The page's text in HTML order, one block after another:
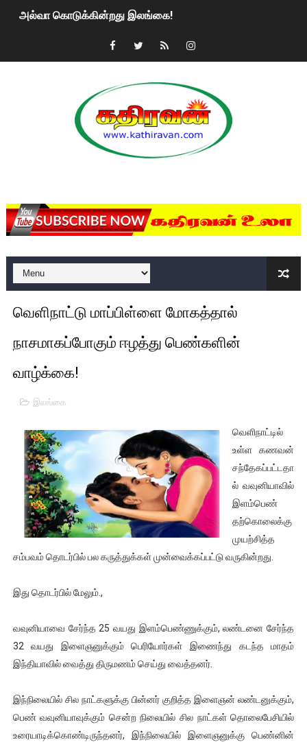
அல்வா கொடுக்கின்றது இலங்கை!
2ஆம் நாள் உக்ரைன் யுத்தம்!! எங்களைத் தனிமையில்
மகிந்த ராஜபக்சே பதவி விலக திட்டம்?
ரவுடி பேபிக்கு நடந்த தரமான சம்பவம்.. ஆபாச வீடியோக்களால்
குண்டை தூக்கிப்போட்ட ஆய்வு…. இந்தியாவின் “கோவிஷீல்டு”
யாழில் தமிழின தலைவர் பிரபாகரனின் பிறந்தநாளை
ஏர்போர்ட்டில் உதைத்த நபர் யார், என்ன நடந்தது?: உண்மையை
சீனா இலங்கையிடம் 8 மில்லியன் அமெரிக்க டொலர் நட்டஈடு
01/11/2021 Scotland ல் நடைபெறும் கண்டனப்
பாலச்சந்திரன் மற்றும் தன்னிடம் படித்த மாணவர்கள் தொடர்பில்
பிரிட்டனால் கடத்தப்படும் நிலையில் இலங்கைத் தமிழ்
கைது செய்யப்பட்ட இளைஞன் உயிரிழப்பு - கொதித்தெழுந்த
தடுப்பூசியை பெற்றுக் கொள்ளக் கூடிய இடங்கள்...
சிறுமியை பாலியல் வன்கொடுமை செய்த முதியவருக்கு
பிரபல நடிகை தூக்கிட்டு தற்கொலை!
தியாகதீபம் லெப்.கேணல் திலீபன், கேணல் சங்கர் ஆகியோரின்
ஐ.நா முன்றலில் சீரற்ற காலநிலையிலும் தமிழின அழிப்பிற்கு
இளையராஜா – கமல் அவசர சந்திப்பு (படங்கள், விடியோ)
ஜனாதிபதி ஐக்கிய நாடுகளின் பொதுச் சபை கூட்டத்தில் இன்று
32 CM விநோத கன்றுக்குட்டி! (வீடியோ)
வெளிநாட்டு மாப்பிள்ளை மோகத்தால்
நாசமாகப்போகும் ஈழத்து பெண்களின்
வாழ்க்கை!
இலங்கை
வெளிநாட்டில்
உள்ள கணவன்
சந்தேகப்பட்டதா
ல் வவுனியாவில்
இளம்பெண்
தற்கொலைக்கு
முயற்சித்த
சம்பவம் தொடர்பில் பல கருத்துக்கள் முன்வைக்கப்பட்டு வருகின்றது.
இது தொடர்பில் மேலும்.,
வவுனியாவை சேர்ந்த 25 வயது இளம்பெண்ணுக்கும், லண்டனை சேர்ந்த
32 வயது இளைஞனுக்கும் பெரியோர்கள் இணைந்து கடந்த மாதம்
இந்தியாவில் வைத்து திருமணம் செய்து வைத்தனர்.
இந்நிலையில் சில நாட்களுக்கு பின்னர் குறித்த இளைஞன் லண்டனுக்கும்,
பெண் வவுனியாவுக்கும் சென்ற நிலையில் சில நாட்கள் தொலைபேசியில்
உரையாடிக்கொண்டிருந்தனர், இந்நிலையில் இளைஞனுக்கு பெண்னின்